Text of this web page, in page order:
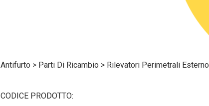
Antifurto > Parti Di Ricambio > Rilevatori Perimetrali Esterno
CODICE PRODOTTO: